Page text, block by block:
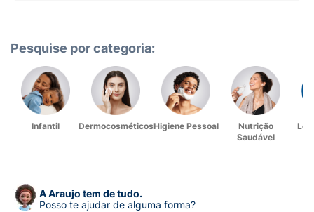
Pesquise por categoria:
Infantil DermocosméticosHigiene Pessoal
Nutrição
Saudável
A Araujo tem de tudo.
Posso te ajudar de alguma forma?